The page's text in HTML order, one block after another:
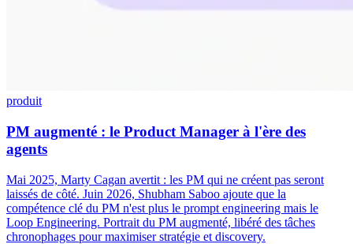
produit
PM augmenté : le Product Manager à l'ère des
agents
Mai 2025, Marty Cagan avertit : les PM qui ne créent pas seront
laissés de côté. Juin 2026, Shubham Saboo ajoute que la
compétence clé du PM n'est plus le prompt engineering mais le
Loop Engineering. Portrait du PM augmenté, libéré des tâches
chronophages pour maximiser stratégie et discovery.